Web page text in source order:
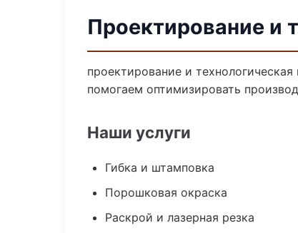
Проектирование и
проектирование и
помогаем оптимизировать
Наши услуги
Гибка и штамповка
Порошковая окраска
Раскрой и лазерная резка